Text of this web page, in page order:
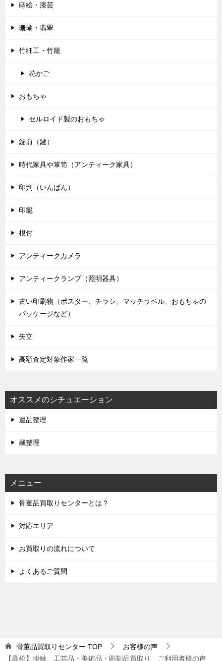
蒔絵・漆芸
珊瑚・翡翠
竹細工・竹籠
花かご
おもちゃ
セルロイド製のおもちゃ
錠前（鍵）
時代家具や箪笥（アンティーク家具）
印判（いんばん）
印籠
根付
アンティークカメラ
アンティークランプ（照明器具）
古い印刷物（ポスター、チラシ、マッチラベル、おもちゃの
パッケージなど）
矢立
高額査定対象作家一覧
オススメのシチュエーション
遺品整理
蔵整理
メニュー
骨董品買取りセンターとは？
対応エリア
お買取りの流れについて
よくあるご質問
骨董品買取りセンター TOP
お客様の声
【高松】掛軸、工芸品・美術品・彫刻品買取り ご利用者様の声